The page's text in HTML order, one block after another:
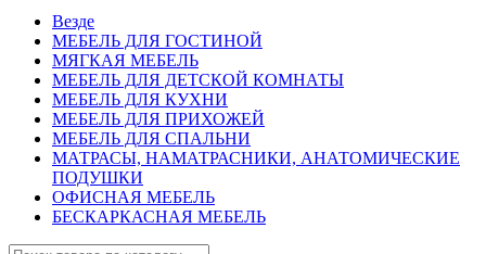
Везде
МЕБЕЛЬ ДЛЯ ГОСТИНОЙ
МЯГКАЯ МЕБЕЛЬ
МЕБЕЛЬ ДЛЯ ДЕТСКОЙ КОМНАТЫ
МЕБЕЛЬ ДЛЯ КУХНИ
МЕБЕЛЬ ДЛЯ ПРИХОЖЕЙ
МЕБЕЛЬ ДЛЯ СПАЛЬНИ
МАТРАСЫ, НАМАТРАСНИКИ, АНАТОМИЧЕСКИЕ
ПОДУШКИ
ОФИСНАЯ МЕБЕЛЬ
БЕСКАРКАСНАЯ МЕБЕЛЬ